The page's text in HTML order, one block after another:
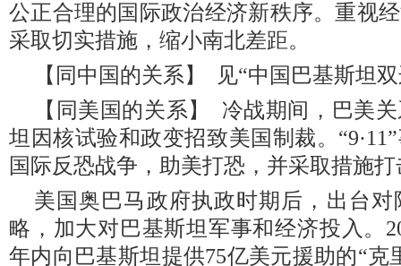
公正合理的国际政治经济新秩序。重视
采取切实措施，缩小南北差距。
【同中国的关系】 见“中国巴基斯坦
【同美国的关系】 冷战期间，巴美
坦因核试验和政变招致美国制裁。
国际反恐战争，助美打恐，并采取措施
美国奥巴马政府执政时期后，出台
略，加大对巴基斯坦军事和经济投入。
年内向巴基斯坦提供75亿美元援助的“